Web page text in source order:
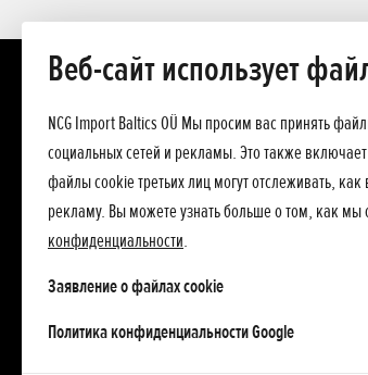
Веб-сайт использует
NCG Import Baltics OÜ Мы просим вас принять
социальных сетей и рекламы. Это также
файлы cookie третьих лиц могут отслеживать,
рекламу. Вы можете узнать больше о том, как
конфиденциальности.
Заявление о файлах cookie
Политика конфиденциальности Googleopens in a